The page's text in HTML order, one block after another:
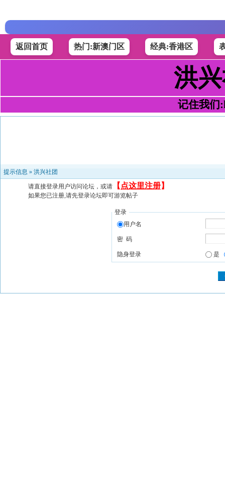
返回首页 热门:新澳门区 经典:香港区
洪
记住我们
提示信息 » 洪兴社团
请直接登录用户访问论坛，或请 【 点这里注册】
如果您已注册,请先登录论坛即可游览帖子
登录
用户名
密 码
隐身登录 是